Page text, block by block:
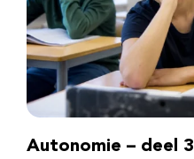
Autonomie – deel 3